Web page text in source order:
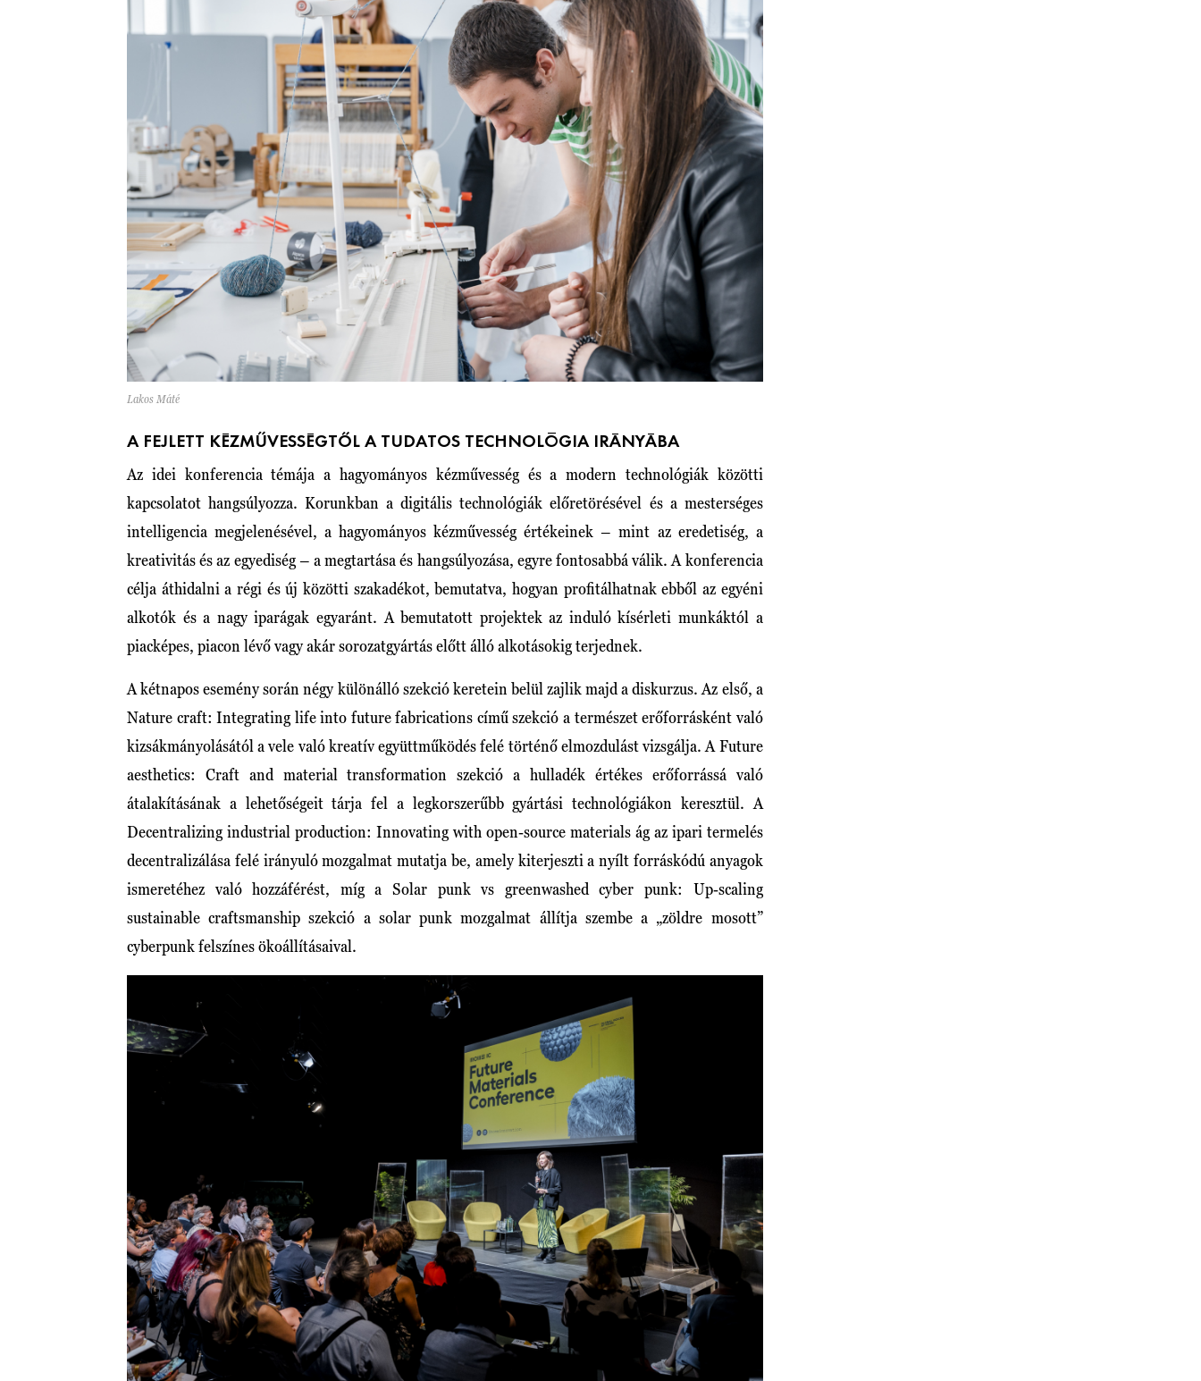
Lakos Máté
A FEJLETT KÉZMŰVESSÉGTŐL A TUDATOS TECHNOLÓGIA IRÁNYÁBA
Az idei konferencia témája a hagyományos kézművesség és a modern technológiák közötti
kapcsolatot hangsúlyozza. Korunkban a digitális technológiák előretörésével és a mesterséges
intelligencia megjelenésével, a hagyományos kézművesség értékeinek – mint az eredetiség, a
kreativitás és az egyediség – a megtartása és hangsúlyozása, egyre fontosabbá válik. A konferencia
célja áthidalni a régi és új közötti szakadékot, bemutatva, hogyan profitálhatnak ebből az egyéni
alkotók és a nagy iparágak egyaránt. A bemutatott projektek az induló kísérleti munkáktól a
piacképes, piacon lévő vagy akár sorozatgyártás előtt álló alkotásokig terjednek.
A kétnapos esemény során négy különálló szekció keretein belül zajlik majd a diskurzus. Az első, a
Nature craft: Integrating life into future fabrications című szekció a természet erőforrásként való
kizsákmányolásától a vele való kreatív együttműködés felé történő elmozdulást vizsgálja. A Future
aesthetics: Craft and material transformation szekció a hulladék értékes erőforrássá való
átalakításának a lehetőségeit tárja fel a legkorszerűbb gyártási technológiákon keresztül. A
Decentralizing industrial production: Innovating with open-source materials ág az ipari termelés
decentralizálása felé irányuló mozgalmat mutatja be, amely kiterjeszti a nyílt forráskódú anyagok
ismeretéhez való hozzáférést, míg a Solar punk vs greenwashed cyber punk: Up-scaling
sustainable craftsmanship szekció a solar punk mozgalmat állítja szembe a „zöldre mosott”
cyberpunk felszínes ökoállításaival.